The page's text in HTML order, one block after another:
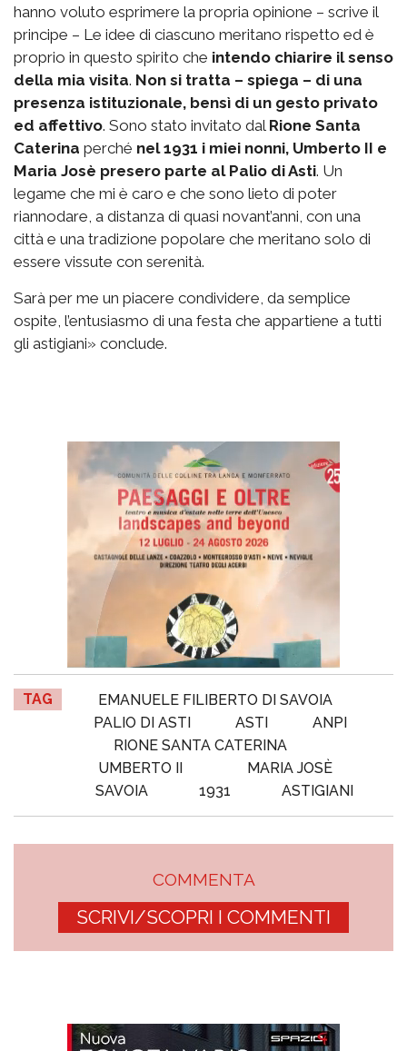
hanno voluto esprimere la propria opinione – scrive il
principe – Le idee di ciascuno meritano rispetto ed è
proprio in questo spirito che intendo chiarire il senso
della mia visita. Non si tratta – spiega – di una
presenza istituzionale, bensì di un gesto privato
ed affettivo. Sono stato invitato dal Rione Santa
Caterina perché nel 1931 i miei nonni, Umberto II e
Maria Josè presero parte al Palio di Asti. Un
legame che mi è caro e che sono lieto di poter
riannodare, a distanza di quasi novant’anni, con una
città e una tradizione popolare che meritano solo di
essere vissute con serenità.
Sarà per me un piacere condividere, da semplice
ospite, l’entusiasmo di una festa che appartiene a tutti
gli astigiani» conclude.
TAG
EMANUELE FILIBERTO DI SAVOIA
PALIO DI ASTI
ASTI
ANPI
RIONE SANTA CATERINA
UMBERTO II
MARIA JOSÈ
SAVOIA
1931 ASTIGIANI
COMMENTA
SCRIVI/SCOPRI I COMMENTI